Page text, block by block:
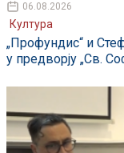
06.08.2026
Култура
„Профундис“ и
у предворју „Св.